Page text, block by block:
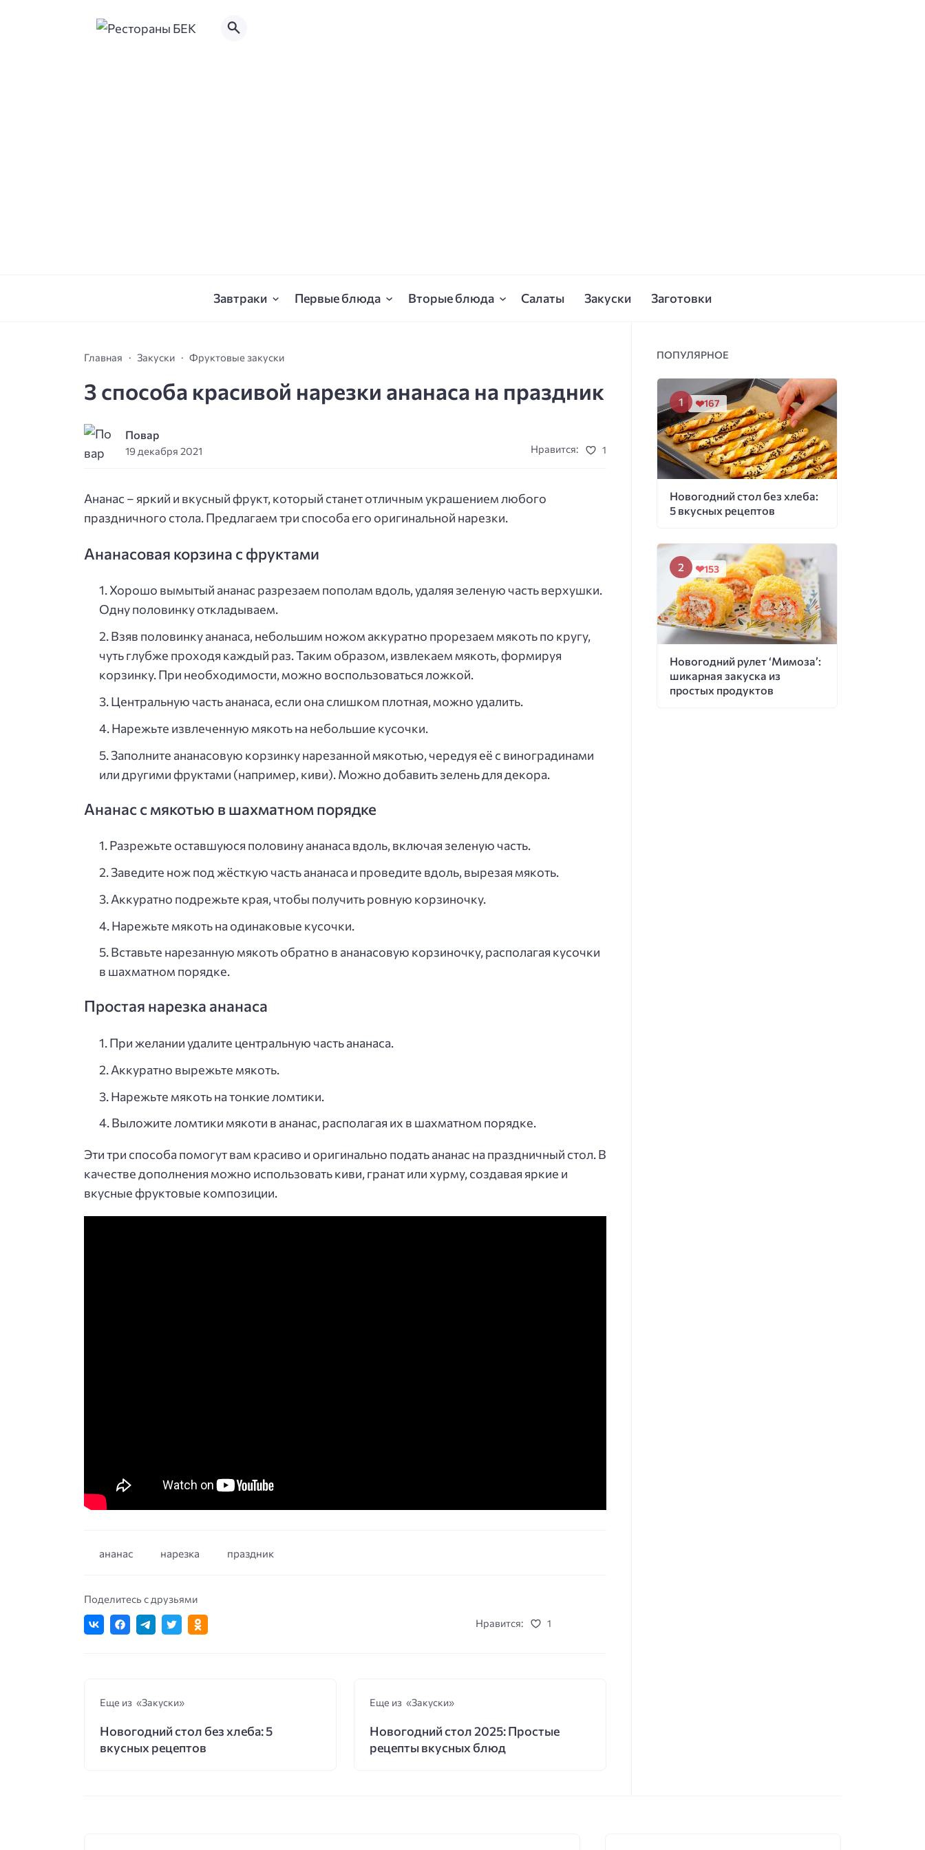
Завтраки Первые блюда Вторые блюда Салаты Закуски Заготовки
Главная Закуски Фруктовые закуски
3 способа красивой нарезки ананаса на праздник
Повар
19 декабря 2021 Нравится: 1
Ананас – яркий и вкусный фрукт, который станет отличным украшением любого
праздничного стола. Предлагаем три способа его оригинальной нарезки.
Ананасовая корзина с фруктами
Хорошо вымытый ананас разрезаем пополам вдоль, удаляя зеленую часть верхушки.
Одну половинку откладываем.
Взяв половинку ананаса, небольшим ножом аккуратно прорезаем мякоть по кругу,
чуть глубже проходя каждый раз. Таким образом, извлекаем мякоть, формируя
корзинку. При необходимости, можно воспользоваться ложкой.
Центральную часть ананаса, если она слишком плотная, можно удалить.
Нарежьте извлеченную мякоть на небольшие кусочки.
Заполните ананасовую корзинку нарезанной мякотью, чередуя её с виноградинами
или другими фруктами (например, киви). Можно добавить зелень для декора.
Ананас с мякотью в шахматном порядке
Разрежьте оставшуюся половину ананаса вдоль, включая зеленую часть.
Заведите нож под жёсткую часть ананаса и проведите вдоль, вырезая мякоть.
Аккуратно подрежьте края, чтобы получить ровную корзиночку.
Нарежьте мякоть на одинаковые кусочки.
Вставьте нарезанную мякоть обратно в ананасовую корзиночку, располагая кусочки
в шахматном порядке.
Простая нарезка ананаса
При желании удалите центральную часть ананаса.
Аккуратно вырежьте мякоть.
Нарежьте мякоть на тонкие ломтики.
Выложите ломтики мякоти в ананас, располагая их в шахматном порядке.
Эти три способа помогут вам красиво и оригинально подать ананас на праздничный стол. В
качестве дополнения можно использовать киви, гранат или хурму, создавая яркие и
вкусные фруктовые композиции.
ананас нарезка праздник
Поделитесь с друзьями
Нравится:
1
Еще из «Закуски»
Новогодний стол без хлеба: 5
вкусных рецептов
Еще из «Закуски»
Новогодний стол 2025: Простые
рецепты вкусных блюд
ПОПУЛЯРНОЕ
Новогодний стол без хлеба:
5 вкусных рецептов
167
Новогодний рулет ‘Мимоза’:
шикарная закуска из
простых продуктов
153